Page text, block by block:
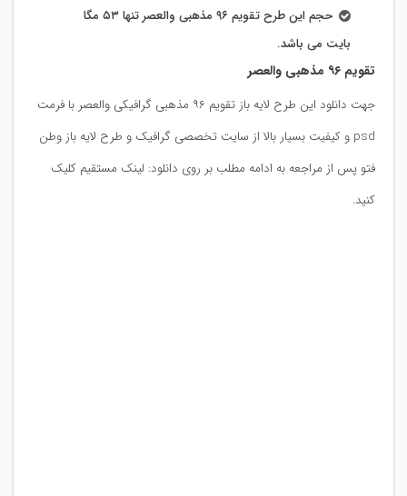
حجم این طرح تقویم ۹۶ مذهبی والعصر تنها ۵۳ مگا
بایت می باشد.
تقویم ۹۶ مذهبی والعصر
جهت دانلود این طرح لایه باز تقویم ۹۶ مذهبی گرافیکی والعصر با فرمت
psd و کیفیت بسیار بالا از سایت تخصصی گرافیک و طرح لایه باز وطن
فتو پس از مراجعه به ادامه مطلب بر روی دانلود: لینک مستقیم کلیک
کنید.